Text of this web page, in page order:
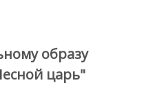
образу
царь"